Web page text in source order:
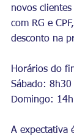
novos
com RG e
desconto na
Horários do
Sábado:
Domingo:
A expectativa